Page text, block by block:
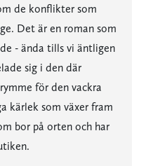
de konflikter som
Det är en roman som
- ända tills vi äntligen
sig i den där
för den vackra
kärlek som växer fram
bor på orten och har